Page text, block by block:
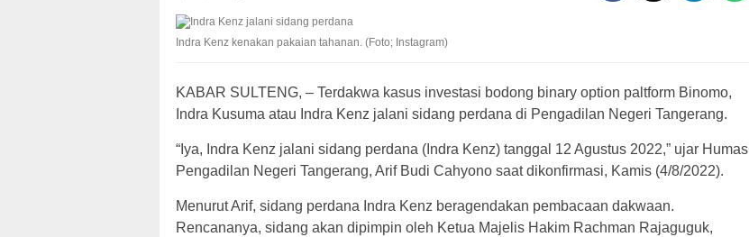
Indra Kenz kenakan pakaian tahanan. (Foto; Instagram)
KABAR SULTENG, – Terdakwa kasus investasi bodong binary option paltform Binomo,
Indra Kusuma atau Indra Kenz jalani sidang perdana di Pengadilan Negeri Tangerang.
“Iya, Indra Kenz jalani sidang perdana (Indra Kenz) tanggal 12 Agustus 2022,” ujar Humas
Pengadilan Negeri Tangerang, Arif Budi Cahyono saat dikonfirmasi, Kamis (4/8/2022).
Menurut Arif, sidang perdana Indra Kenz beragendakan pembacaan dakwaan.
Rencananya, sidang akan dipimpin oleh Ketua Majelis Hakim Rachman Rajaguguk,